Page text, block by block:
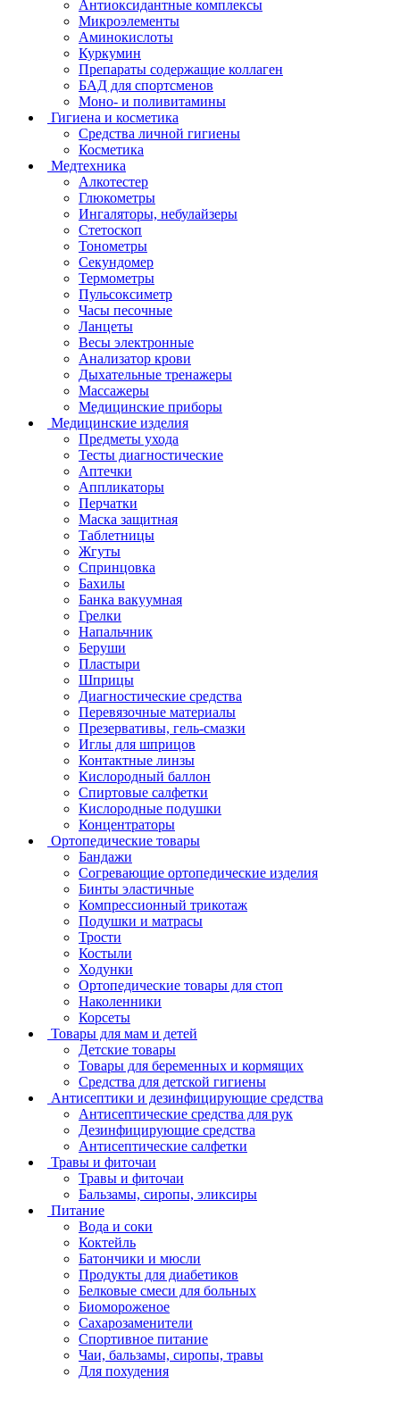
Антиоксидантные комплексы
Микроэлементы
Аминокислоты
Куркумин
Препараты содержащие коллаген
БАД для спортсменов
Моно- и поливитамины
Гигиена и косметика
Средства личной гигиены
Косметика
Медтехника
Алкотестер
Глюкометры
Ингаляторы, небулайзеры
Стетоскоп
Тонометры
Секундомер
Термометры
Пульсоксиметр
Часы песочные
Ланцеты
Весы электронные
Анализатор крови
Дыхательные тренажеры
Массажеры
Медицинские приборы
Медицинские изделия
Предметы ухода
Тесты диагностические
Аптечки
Аппликаторы
Перчатки
Маска защитная
Таблетницы
Жгуты
Спринцовка
Бахилы
Банка вакуумная
Грелки
Напальчник
Беруши
Пластыри
Шприцы
Диагностические средства
Перевязочные материалы
Презервативы, гель-смазки
Иглы для шприцов
Контактные линзы
Кислородный баллон
Спиртовые салфетки
Кислородные подушки
Концентраторы
Ортопедические товары
Бандажи
Согревающие ортопедические изделия
Бинты эластичные
Компрессионный трикотаж
Подушки и матрасы
Трости
Костыли
Ходунки
Ортопедические товары для стоп
Наколенники
Корсеты
Товары для мам и детей
Детские товары
Товары для беременных и кормящих
Средства для детской гигиены
Антисептики и дезинфицирующие средства
Антисептические средства для рук
Дезинфицирующие средства
Антисептические салфетки
Травы и фиточаи
Травы и фиточаи
Бальзамы, сиропы, эликсиры
Питание
Вода и соки
Коктейль
Батончики и мюсли
Продукты для диабетиков
Белковые смеси для больных
Биомороженое
Сахарозаменители
Спортивное питание
Чаи, бальзамы, сиропы, травы
Для похудения